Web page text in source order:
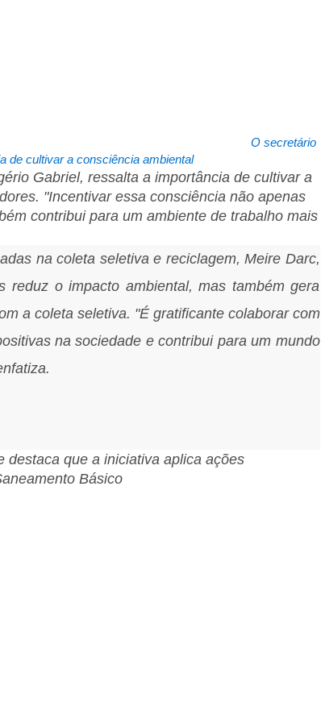
O secretário
de cultivar a consciência ambiental
Gabriel, ressalta a importância de cultivar a
"Incentivar essa consciência não apenas
contribui para um ambiente de trabalho mais
na coleta seletiva e reciclagem, Meire Darc,
reduz o impacto ambiental, mas também gera
a coleta seletiva. "É gratificante colaborar com
na sociedade e contribui para um mundo